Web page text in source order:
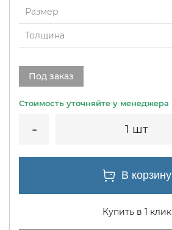
Размер
Толщина
Под заказ
1 шт
Купить в 1 клик